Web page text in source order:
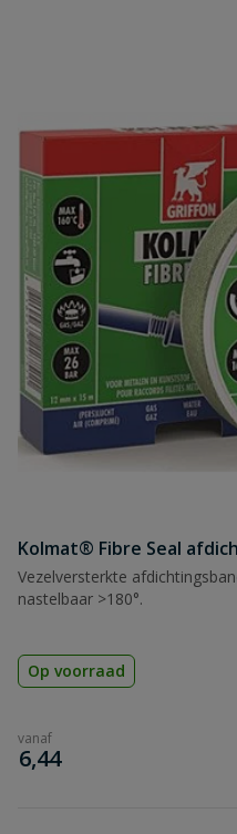
Kolmat® Fibre Seal
Vezelversterkte
nastelbaar >180°.
Op voorraad
vanaf
€
6,44